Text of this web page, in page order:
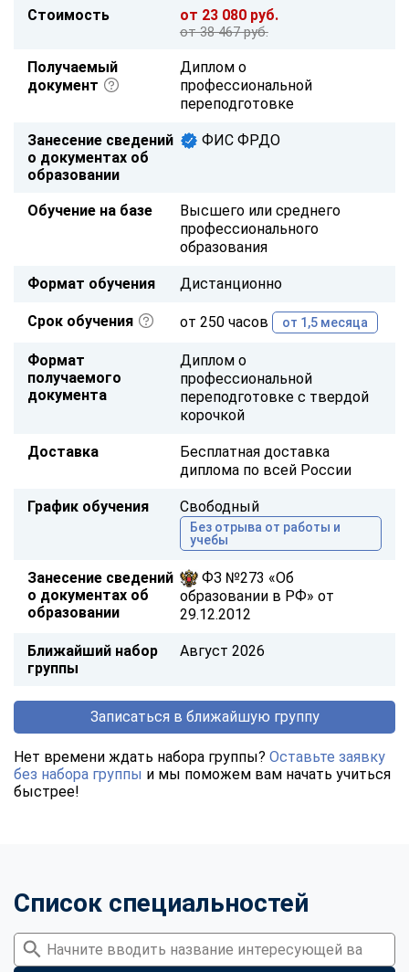
Стоимость от 23 080 руб.
от 38 467 руб.
Получаемый
документ
Диплом о
профессиональной
переподготовке
Занесение сведений
о документах об
образовании
ФИС ФРДО
Обучение на базе
Высшего или среднего
профессионального
образования
Формат обучения Дистанционно
Срок обучения от 250 часов от 1,5 месяца
Формат
получаемого
документа
Диплом о
профессиональной
переподготовке с твердой
корочкой
Доставка
Бесплатная доставка
диплома по всей России
График обучения Свободный
Без отрыва от работы и
учебы
Занесение сведений
о документах об
образовании
ФЗ №273 «Об
образовании в РФ» от
29.12.2012
Ближайший набор
группы
Август 2026
Записаться в ближайшую группу
Нет времени ждать набора группы? Оставьте заявку
без набора группы и мы поможем вам начать учиться
быстрее!
Список специальностей